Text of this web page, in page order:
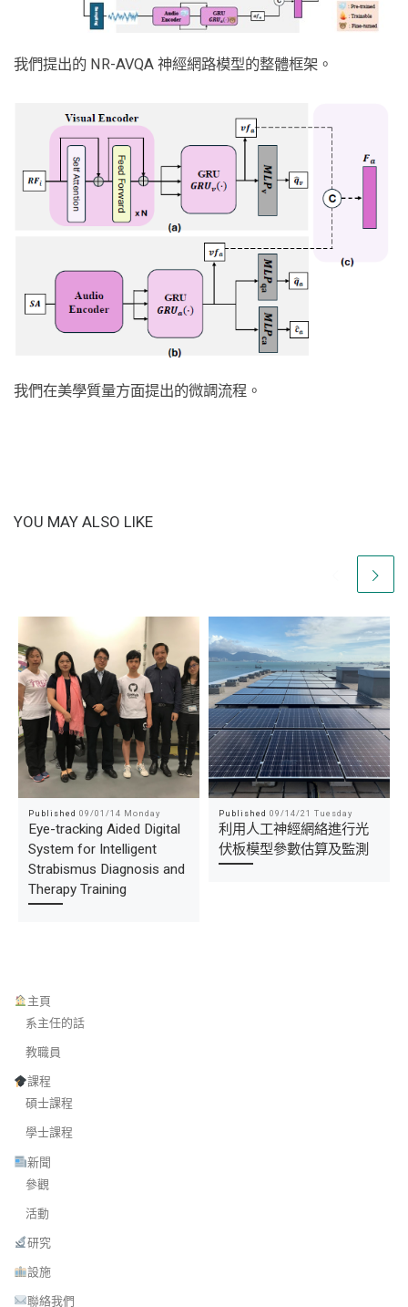
我們提出的 NR-AVQA 神經網路模型的整體框架。
我們在美學質量方面提出的微調流程。
YOU MAY ALSO LIKE
Published 09/01/14 Monday
Eye-tracking Aided Digital
System for Intelligent
Strabismus Diagnosis and
Therapy Training
Published 09/14/21 Tuesday
利用人工神經網絡進行光
伏板模型參數估算及監測
主頁
系主任的話
教職員
課程
碩士課程
學士課程
新聞
參觀
活動
研究
設施
聯絡我們